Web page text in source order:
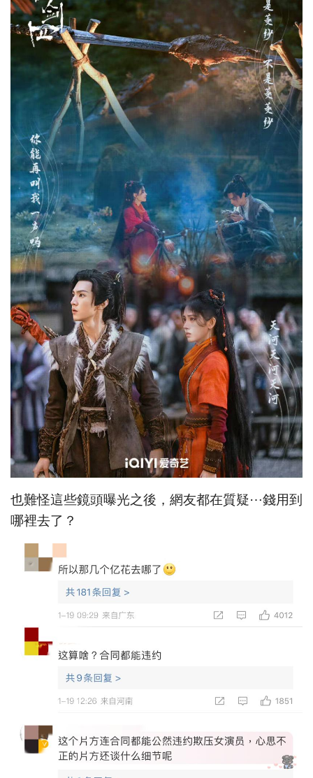
也難怪這些鏡頭曝光之後，網友都在質疑⋯錢用到
哪裡去了？